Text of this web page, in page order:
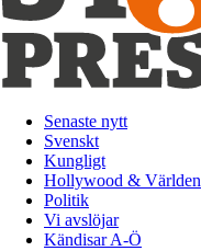
Senaste nytt
Svenskt
Kungligt
Hollywood & Världen
Politik
Vi avslöjar
Kändisar A-Ö